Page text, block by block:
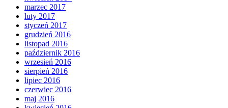
marzec 2017
luty 2017
styczeń 2017
grudzień 2016
listopad 2016
październik 2016
wrzesień 2016
sierpień 2016
lipiec 2016
czerwiec 2016
maj 2016